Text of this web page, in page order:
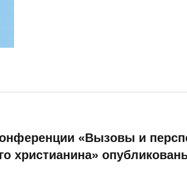
«Вызовы и
христианина»